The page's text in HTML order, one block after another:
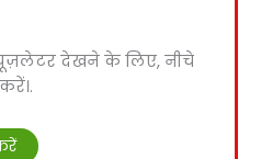
देखने के लिए, नीचे